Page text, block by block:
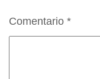
Comentario *